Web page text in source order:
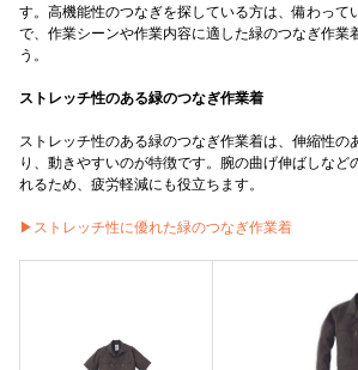
す。高機能性のつなぎを探している方は、備わって
で、作業シーンや作業内容に適した緑のつなぎ作業
う。
ストレッチ性のある緑のつなぎ作業着
ストレッチ性のある緑のつなぎ作業着は、伸縮性の
り、動きやすいのが特徴です。腕の曲げ伸ばしなど
れるため、疲労軽減にも役立ちます。
▶︎ストレッチ性に優れた緑のつなぎ作業着